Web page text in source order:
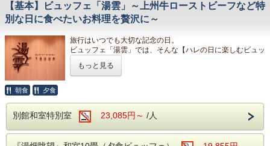
【基本】ビュッフェ「湯雲」～上州牛ローストビーフなど特
別な日に食べたいお料理を贅沢に～
旅行はいつでも大切な記念の日。
ビュッフェ「湯雲」では、そんな【ハレの日に楽しむビュッ
思い出に残るようなサービスとお食事をお届けいたします。
ご夕食には当館女将がお祝いの日や親族が集まる日などに振
お客様ご自身でもアレンジをしてお食事をお楽しみください
■お食事（内容と会場のご案内）
もっと見る
朝食 夕食
別館和室特別室 23,085円～ /人